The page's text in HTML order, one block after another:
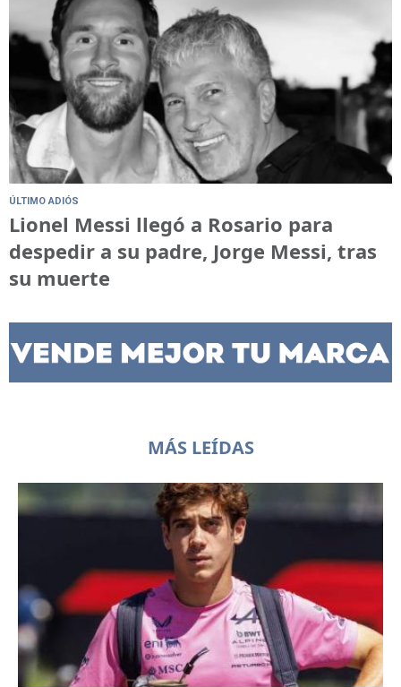
ÚLTIMO ADIÓS
Lionel Messi llegó a Rosario para
despedir a su padre, Jorge Messi, tras
su muerte
MÁS LEÍDAS